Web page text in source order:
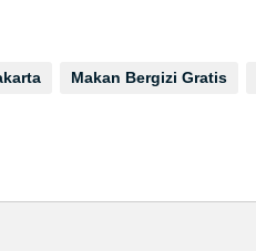
Makan Bergizi Gratis